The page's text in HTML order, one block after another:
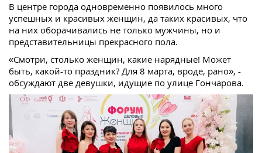
В центре города одновременно появилось много
успешных и красивых женщин, да таких красивых, что
на них оборачивались не только мужчины, но и
представительницы прекрасного пола.
«Смотри, столько женщин, какие нарядные! Может
быть, какой-то праздник? Для 8 марта, вроде, рано», -
обсуждают две девушки, идущие по улице Гончарова.